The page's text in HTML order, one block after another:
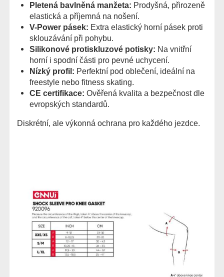
Pletená bavlněná manžeta: Prodyšná, přirozeně
elastická a příjemná na nošení.
V-Power pásek: Extra elastický horní pásek proti
sklouzávání při pohybu.
Silikonové protiskluzové potisky: Na vnitřní
horní i spodní části pro pevné uchycení.
Nízký profil: Perfektní pod oblečení, ideální na
freestyle nebo fitness skating.
CE certifikace: Ověřená kvalita a bezpečnost dle
evropských standardů.
Diskrétní, ale výkonná ochrana pro každého jezdce.